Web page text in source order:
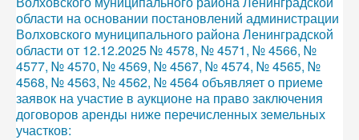
области на основании постановлений администрации
Волховского муниципального района Ленинградской
области от 12.12.2025 № 4578, № 4571, № 4566, №
4577, № 4570, № 4569, № 4567, № 4574, № 4565, №
4568, № 4563, № 4562, № 4564 объявляет о приеме
заявок на участие в аукционе на право заключения
договоров аренды ниже перечисленных земельных
участков: